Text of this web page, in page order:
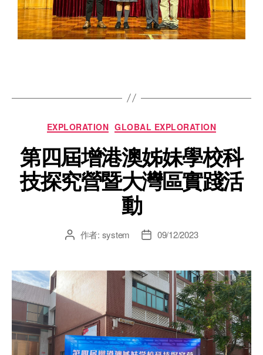
EXPLORATION GLOBAL EXPLORATION
第四屆增港澳姊妹學校科
技探究營暨大灣區實踐活
動
作者: system 09/12/2023